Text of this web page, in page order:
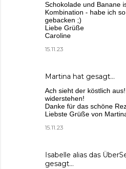
Schokolade und Banane
Kombination - habe ich
gebacken ;)
Liebe Grüße
Caroline
15.11.23
Martina hat gesagt…
Ach sieht der köstlich
widerstehen!
Danke für das schöne
Liebste Grüße von
15.11.23
Isabelle alias das
gesagt…